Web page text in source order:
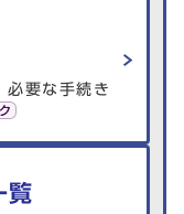
必要な手続き
覧